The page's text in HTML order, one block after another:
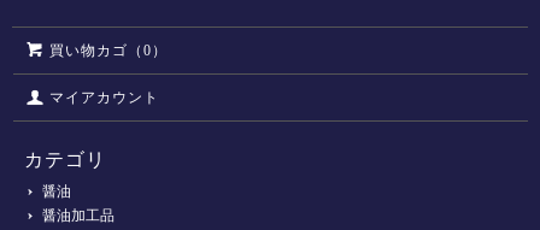
買い物カゴ（0）
マイアカウント
カテゴリ
醤油
醤油加工品